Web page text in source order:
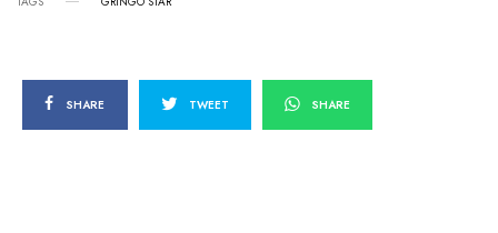
SHARE TWEET SHARE